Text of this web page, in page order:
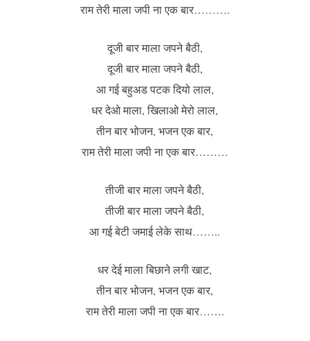
राम तेरी माला जपी ना एक बार……….
दूजी बार माला जपने बैठी,
दूजी बार माला जपने बैठी,
आ गई बहुअड पटक दियो लाल,
धर देओ माला, खिलाओ मेरो लाल,
तीन बार भोजन, भजन एक बार,
राम तेरी माला जपी ना एक बार………
तीजी बार माला जपने बैठी,
तीजी बार माला जपने बैठी,
आ गई बेटी जमाई लेके साथ……..
धर देई माला बिछाने लगी खाट,
तीन बार भोजन, भजन एक बार,
राम तेरी माला जपी ना एक बार…….